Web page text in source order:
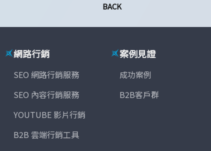
BACK
網路行銷
SEO 網路行銷服務
SEO 內容行銷服務
YOUTUBE 影片行銷
B2B 雲端行銷工具
案例見證
成功案例
B2B客戶群